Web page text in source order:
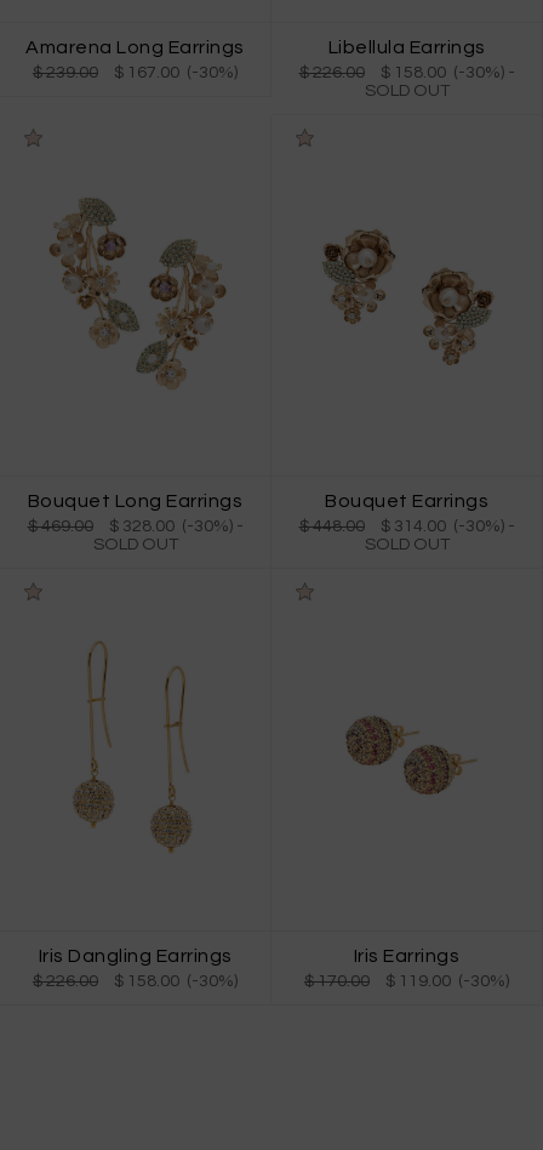
Amarena Long Earrings
$ 239.00 $ 167.00 (-30%)
Libellula Earrings
$ 226.00 $ 158.00 (-30%) -
SOLD OUT
Bouquet Long Earrings
$ 469.00 $ 328.00 (-30%) -
SOLD OUT
Bouquet Earrings
$ 448.00 $ 314.00 (-30%) -
SOLD OUT
Iris Dangling Earrings
$ 226.00 $ 158.00 (-30%)
Iris Earrings
$ 170.00 $ 119.00 (-30%)